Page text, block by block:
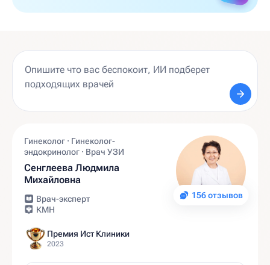
156 отзывов
Гинеколог · Гинеколог-
эндокринолог · Врач УЗИ
Сенглеева Людмила
Михайловна
Врач-эксперт
КМН
Премия Ист Клиники
2023